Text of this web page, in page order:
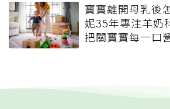
寶寶離開母乳後
妮35年專注羊奶
把關寶寶每一口